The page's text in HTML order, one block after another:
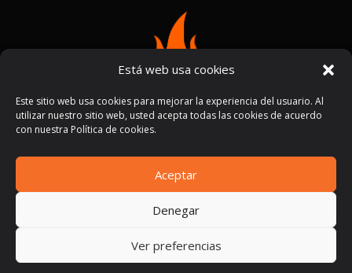
Está web usa cookies
Este sitio web usa cookies para mejorar la experiencia del usuario. Al
utilizar nuestro sitio web, usted acepta todas las cookies de acuerdo
con nuestra Política de cookies.
Aceptar
Denegar
Ver preferencias
Términos y condiciones|Políticas de privacidad